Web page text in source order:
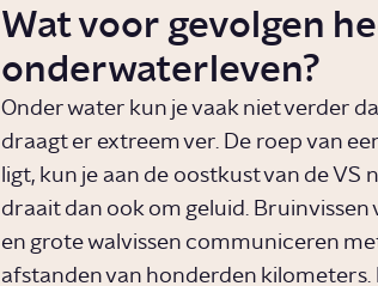
Wat voor gevolgen
onderwaterleven?
Onder water kun je vaak niet verder
draagt er extreem ver. De roep van
ligt, kun je aan de oostkust van de
draait dan ook om geluid. Bruinvissen
en grote walvissen communiceren
afstanden van honderden kilometers.